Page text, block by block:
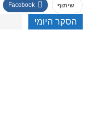
שיתוף Facebook
הסקר היומי